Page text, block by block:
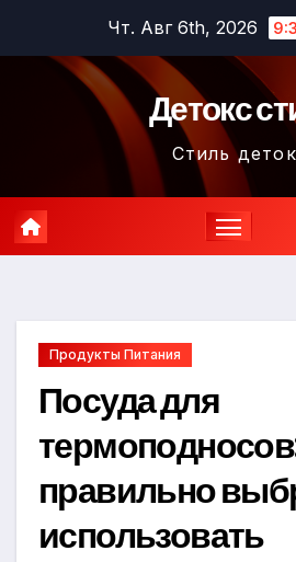
содержимому
Чт. Авг 6th, 2026
Детокс
Стиль
Продукты Питания
Посуда для
правильно
использовать